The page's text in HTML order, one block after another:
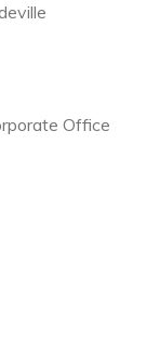
Office